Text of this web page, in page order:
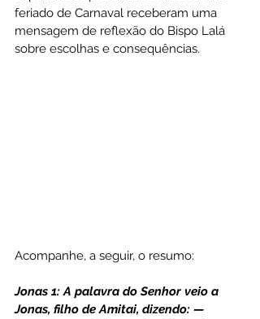
feriado de Carnaval receberam uma
mensagem de reflexão do Bispo Lalá
sobre escolhas e consequências.
Acompanhe, a seguir, o resumo:
Jonas 1: A palavra do Senhor veio a
Jonas, filho de Amitai, dizendo: —